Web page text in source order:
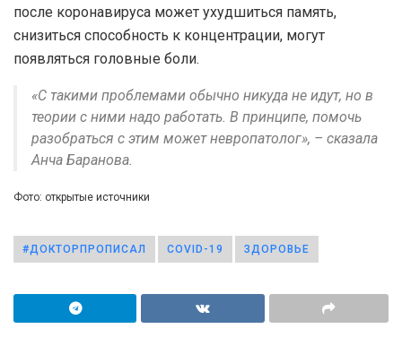
после коронавируса может ухудшиться память,
снизиться способность к концентрации, могут
появляться головные боли.
«С такими проблемами обычно никуда не идут, но в
теории с ними надо работать. В принципе, помочь
разобраться с этим может невропатолог», – сказала
Анча Баранова.
Фото: открытые источники
#ДОКТОРПРОПИСАЛ COVID-19 ЗДОРОВЬЕ